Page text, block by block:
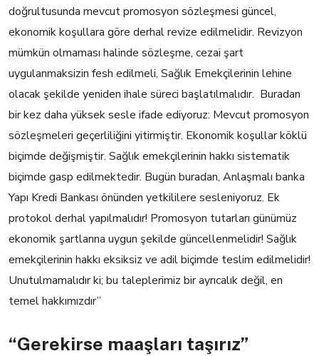
doğrultusunda mevcut promosyon sözleşmesi güncel,
ekonomik koşullara göre derhal revize edilmelidir. Revizyon
mümkün olmaması halinde sözleşme, cezai şart
uygulanmaksizin fesh edilmeli, Sağlık Emekçilerinin lehine
olacak şekilde yeniden ihale süreci başlatılmalıdır. Buradan
bir kez daha yüksek sesle ifade ediyoruz: Mevcut promosyon
sözleşmeleri geçerliliğini yitirmiştir. Ekonomik koşullar köklü
biçimde değişmiştir. Sağlık emekçilerinin hakkı sistematik
biçimde gasp edilmektedir. Bugün buradan, Anlaşmalı banka
Yapı Kredi Bankası önünden yetkililere sesleniyoruz. Ek
protokol derhal yapılmalıdır! Promosyon tutarları günümüz
ekonomik şartlarına uygun şekilde güncellenmelidir! Sağlık
emekçilerinin hakkı eksiksiz ve adil biçimde teslim edilmelidir!
Unutulmamalıdır ki; bu taleplerimiz bir ayrıcalık değil, en
temel hakkımızdır”
“Gerekirse maaşları taşırız”